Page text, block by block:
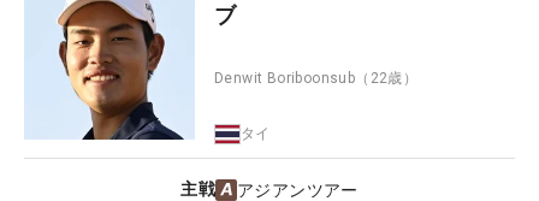
ブ
Denwit Boriboonsub （22歳）
タイ
主戦 アジアンツアー